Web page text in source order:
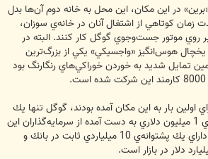
و «برين» در اين مكان، اين محل به خانه دوم آن‌ها بدل
كوتاهي از اشتغال آنان در خانه‌ي سوزان،
بر روي موتور جست‌وجوي گوگل كار كنند. البته در
هوس‌انگيز «واجسيكي» يكي‌ از بزرگ‌ترين
تمايل شديد به خوردن خوراكي‌هاي رنگارنگ بود
اولين بار به اين مكان آمده بودند، گوگل تنها يك
شركت ثبت شده با سرمايه‌ي 1 ميليون دلاري به دست آمده از سرمايه‌گذاران اين
شركت بود. اما امروز گوگل داراي يك پشتوانه‌ي 10 ميلياردي ثابت در بانك و